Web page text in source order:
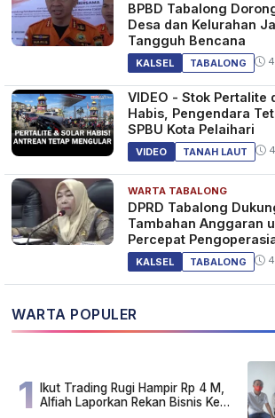
BPBD Tabalong
Desa dan Kelurahan
Tangguh Bencana
KALSEL TABALONG 4
VIDEO - Stok Pertalite
Habis, Pengendara
SPBU Kota Pelaihari
VIDEO TANAH LAUT 4
WARTA TABALONG
DPRD Tabalong
Tambahan Anggaran
Percepat
Warukin
KALSEL TABALONG 4
WARTA POPULER
1 Ikut Trading Rugi Hampir Rp 4 M,
Alfiah Laporkan Rekan Bisnis Ke